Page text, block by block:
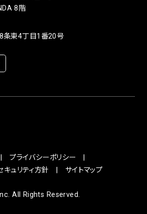
8階
条東4丁目1番20号
プライバシーポリシー
キュリティ方針 サイトマップ
All Rights Reserved.